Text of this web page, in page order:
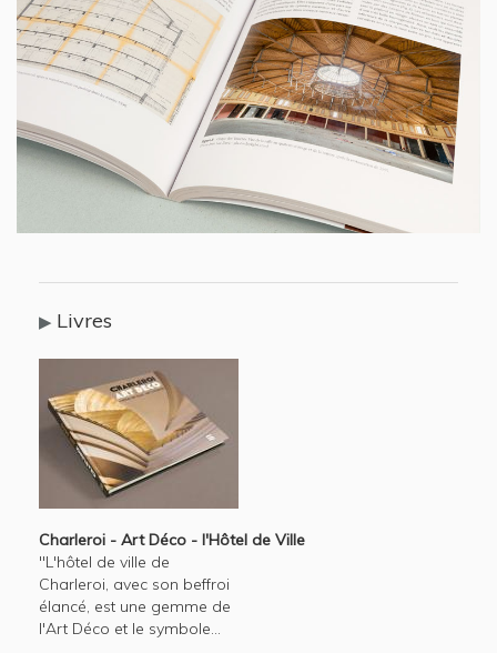
Livres
Charleroi - Art Déco - l'Hôtel de Ville
"L'hôtel de ville de
Charleroi, avec son beffroi
élancé, est une gemme de
l'Art Déco et le symbole...